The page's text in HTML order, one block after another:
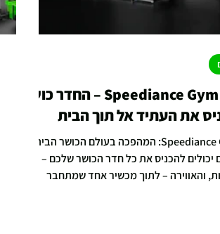
Speediance Gym Monster 2 – החדר כושר
את העתיד אל תוך הבית
Speediance Gym Monster 2: המהפכה בעולם הכושר הביתי
להכניס את כל חדר הכושר שלכם –
והאווירה – לתוך מכשיר אחד שמתחבר